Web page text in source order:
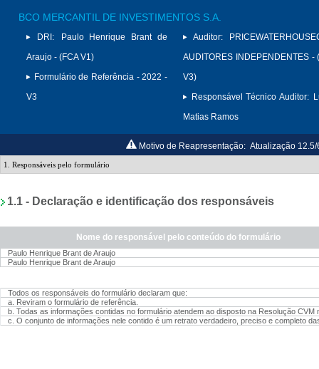
BCO MERCANTIL DE INVESTIMENTOS S.A.
DRI:
Paulo Henrique Brant de
Araujo - (FCA V1)
Formulário de Referência - 2022 -
V3
Auditor:
AUDITORES INDEPENDENTES -
V3)
Responsável Técnico Auditor:
Matias Ramos
Motivo de Reapresentação: Atualização 12.5/